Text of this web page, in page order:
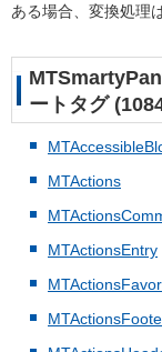
ある場合、変換処理
ートタグ
MTActions
MTActionsEntry